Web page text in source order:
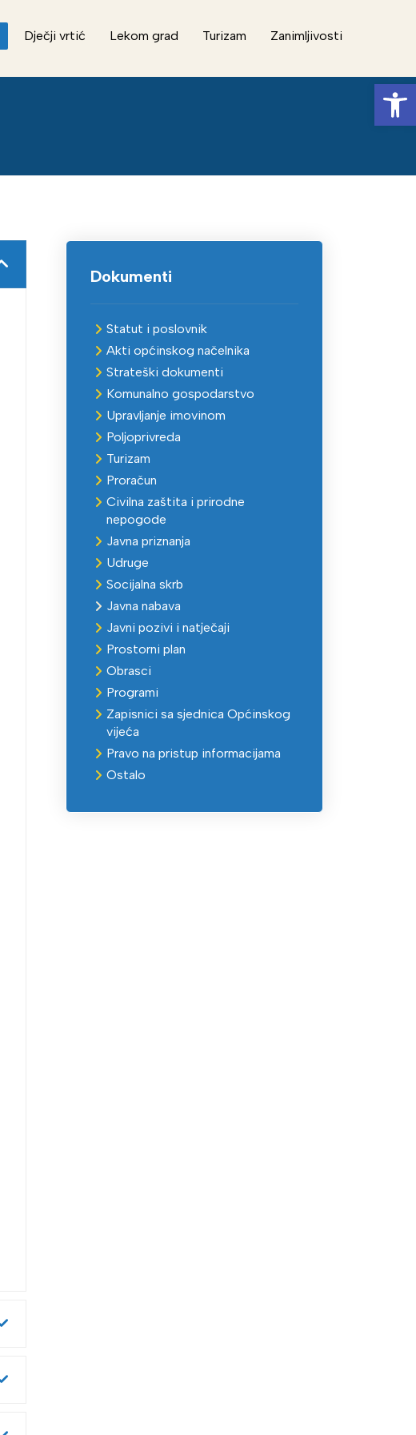
Dječji vrtić Lekom grad Turizam
Zanimljivosti
Dokumenti
Statut i poslovnik
Akti općinskog načelnika
Strateški dokumenti
Komunalno gospodarstvo
Upravljanje imovinom
Poljoprivreda
Turizam
Proračun
Civilna zaštita i prirodne
nepogode
Javna priznanja
Udruge
Socijalna skrb
Javna nabava
Javni pozivi i natječaji
Prostorni plan
Obrasci
Programi
Zapisnici sa sjednica Općinskog
vijeća
Pravo na pristup informacijama
Ostalo